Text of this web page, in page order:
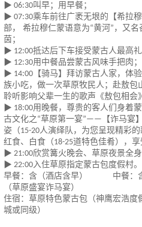
▶ 06:30叫早；用早餐；
▶ 07:30乘车前往广袤无垠的【希拉
部， 希拉穆仁蒙语意为“黄河 ” ，又名
茵；
▶ 12:00抵达后下车接受蒙古人最高
▶ 12:30用中餐品尝蒙古风味手把肉；
▶ 14:00 【骑马】拜访蒙古人家，体
族小吃，做一次草原牧民人；赴敖包
聆听影响父辈一生的歌声《敖包相会
▶ 18:00用晚餐，尊贵的客人们身着
古文化之 “草原第一宴”—— 【诈马宴
姿（15-20人演绎队，为您呈现精彩
红食、白食（18-25道特色佳肴），享
▶ 21:00欣赏篝火晚会、草原夜景全身
▶ 22:00入住草原指定蒙古包度假村。
早餐：含（酒店含早）
中餐：
（草原盛宴诈马宴）
住宿：草原特色蒙古包（神鹰宏浩度
城或同级）